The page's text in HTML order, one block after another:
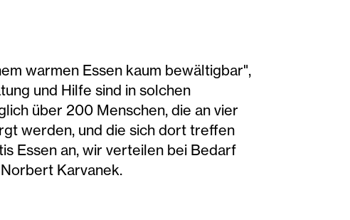
warmen Essen kaum bewältigbar",
und Hilfe sind in solchen
über 200 Menschen, die an vier
werden, und die sich dort treffen
Essen an, wir verteilen bei Bedarf
Karvanek.